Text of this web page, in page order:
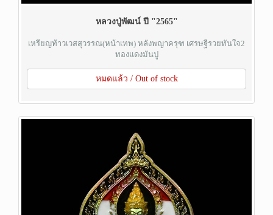
หลวงปู่พัฒน์ ปี "2565"
เหรียญท้าวเวสสุวรรณ(หน้าเทพ) หลังพญาครุฑ เศรษฐีรวยทันใจ2
ทองแดงมันปู
หมดแล้ว / Out of stock